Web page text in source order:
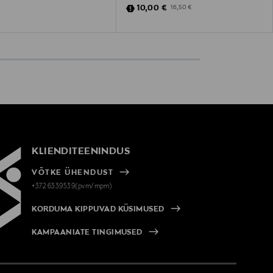
Discounted Price
10,00 € Original Price
16,50 €
KLIENDITEENINDUS
VÕTKE ÜHENDUST
+372 6339539(pvm/mpm)
KORDUMA KIPPUVAD KÜSIMUSED
KAMPAANIATE TINGIMUSED